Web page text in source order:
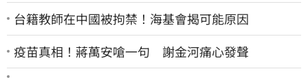
台籍教師在中國被拘禁！海基會揭可能原因
疫苗真相！蔣萬安嗆一句 謝金河痛心發聲